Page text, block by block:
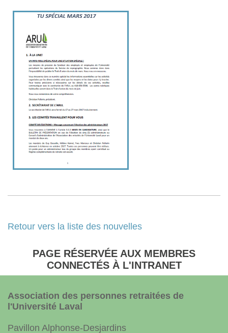
Retour vers la liste des nouvelles
PAGE RÉSERVÉE AUX MEMBRES
CONNECTÉS À L'INTRANET
Association des personnes retraitées de
l'Université Laval
Pavillon Alphonse-Desjardins